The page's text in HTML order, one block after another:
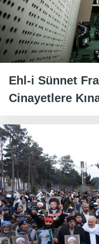
Ehl-i Sünnet
Cinayetlere